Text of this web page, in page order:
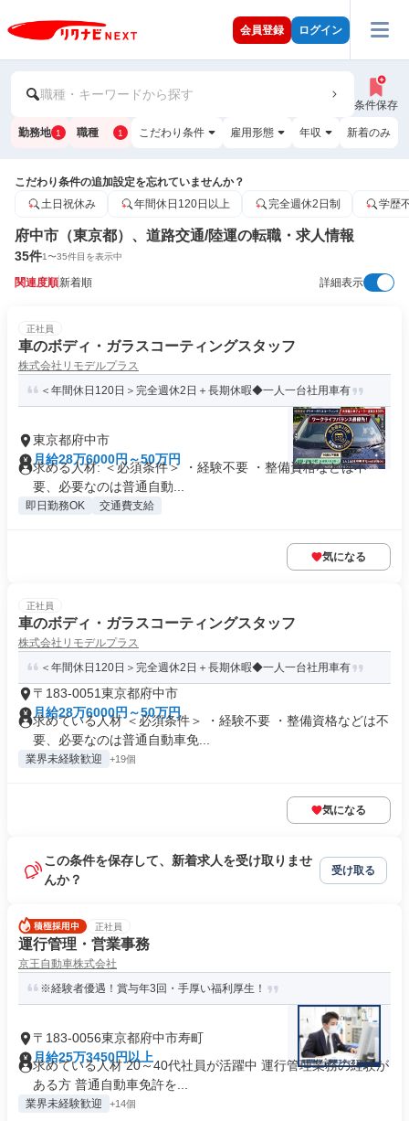
会員登録 ログイン
職種・キーワードから探す
条件保存
勤務地 1 職種 1 こだわり条件 雇用形態 年収 新着のみ
こだわり条件の追加設定を忘れていませんか？
土日祝休み
年間休日120日以上 完全週休2日制 学歴
府中市（東京都）、道路交通/陸運の転職・求人情報
35件1〜35件目を表示中
関連度順新着順 詳細表示
正社員
車のボディ・ガラスコーティングスタッフ
株式会社リモデルプラス
＜年間休日120日＞完全週休2日＋長期休暇◆一人一台社用車有
東京都府中市
月給28万6000円～50万円
求める人材: ＜必須条件＞ ・経験不要 ・整備資格などは不
要、必要なのは普通自動...
即日勤務OK 交通費支給
気になる
正社員
車のボディ・ガラスコーティングスタッフ
株式会社リモデルプラス
＜年間休日120日＞完全週休2日＋長期休暇◆一人一台社用車有
〒183-0051東京都府中市
月給28万6000円～50万円
求めている人材 ＜必須条件＞ ・経験不要 ・整備資格などは不
要、必要なのは普通自動車免...
業界未経験歓迎 +19個
気になる
この条件を保存して、新着求人を受け取りませ
んか？
受け取る
正社員
運行管理・営業事務
京王自動車株式会社
※経験者優遇！賞与年3回・手厚い福利厚生！
〒183-0056東京都府中市寿町
月給25万3450円以上
求めている人材 20～40代社員が活躍中 運行管理業務の経験が
ある方 普通自動車免許を...
業界未経験歓迎 +14個